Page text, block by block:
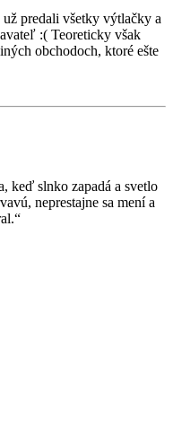
predali všetky výtlačky a
:( Teoreticky však
obchodoch, ktoré ešte
keď slnko zapadá a svetlo
neprestajne sa mení a